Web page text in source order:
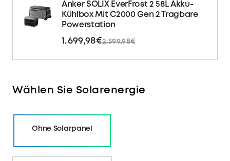
Anker SOLIX EverFrost 2 58L Akku-
Kühlbox Mit C2000 Gen 2 Tragbare
Powerstation
1.699,98€2.599,98€
Wählen Sie Solarenergie
Ohne Solarpanel